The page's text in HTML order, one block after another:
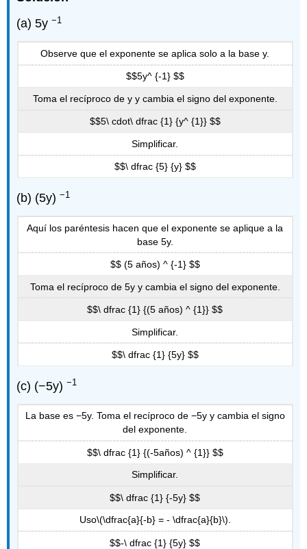
(a) 5y−1
Observe que el exponente se aplica solo a la base y.
$$5y^ {-1} $$
Toma el recíproco de y y cambia el signo del exponente.
$$5\ cdot\ dfrac {1} {y^ {1}} $$
Simplificar.
$$\ dfrac {5} {y} $$
(b) (5y)−1
Aquí los paréntesis hacen que el exponente se aplique a la
base 5y.
$$ (5 años) ^ {-1} $$
Toma el recíproco de 5y y cambia el signo del exponente.
$$\ dfrac {1} {(5 años) ^ {1}} $$
Simplificar.
$$\ dfrac {1} {5y} $$
(c) (−5y)−1
La base es −5y. Toma el recíproco de −5y y cambia el signo
del exponente.
$$\ dfrac {1} {(-5años) ^ {1}} $$
Simplificar.
$$\ dfrac {1} {-5y} $$
Uso\(\dfrac{a}{-b} = - \dfrac{a}{b}\).
$$-\ dfrac {1} {5y} $$